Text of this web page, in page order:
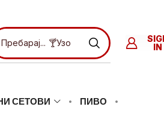
Пребарај... 🍸Узо
IN
СЕТОВИ ПИВО